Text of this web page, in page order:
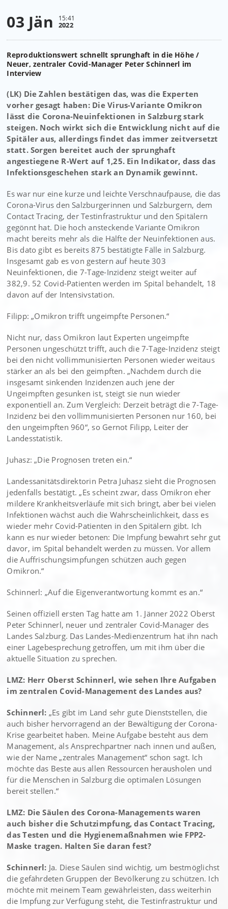
03 Jän 15:41
2022
Reproduktionswert schnellt sprunghaft in die Höhe /
Neuer, zentraler Covid-Manager Peter Schinnerl im
Interview
(LK) Die Zahlen bestätigen das, was die Experten
vorher gesagt haben: Die Virus-Variante Omikron
lässt die Corona-Neuinfektionen in Salzburg stark
steigen. Noch wirkt sich die Entwicklung nicht auf die
Spitäler aus, allerdings findet das immer zeitversetzt
statt. Sorgen bereitet auch der sprunghaft
angestiegene R-Wert auf 1,25. Ein Indikator, dass das
Infektionsgeschehen stark an Dynamik gewinnt.
Es war nur eine kurze und leichte Verschnaufpause, die das
Corona-Virus den Salzburgerinnen und Salzburgern, dem
Contact Tracing, der Testinfrastruktur und den Spitälern
gegönnt hat. Die hoch ansteckende Variante Omikron
macht bereits mehr als die Hälfte der Neuinfektionen aus.
Bis dato gibt es bereits 875 bestätigte Fälle in Salzburg.
Insgesamt gab es von gestern auf heute 303
Neuinfektionen, die 7-Tage-Inzidenz steigt weiter auf
382,9. 52 Covid-Patienten werden im Spital behandelt, 18
davon auf der Intensivstation.
Filipp: „Omikron trifft ungeimpfte Personen.“
Nicht nur, dass Omikron laut Experten ungeimpfte
Personen ungeschützt trifft, auch die 7-Tage-Inzidenz steigt
bei den nicht vollimmunisierten Personen wieder weitaus
stärker an als bei den geimpften. „Nachdem durch die
insgesamt sinkenden Inzidenzen auch jene der
Ungeimpften gesunken ist, steigt sie nun wieder
exponentiell an. Zum Vergleich: Derzeit beträgt die 7-Tage-
Inzidenz bei den vollimmunisierten Personen nur 160, bei
den ungeimpften 960“, so Gernot Filipp, Leiter der
Landesstatistik.
Juhasz: „Die Prognosen treten ein.“
Landessanitätsdirektorin Petra Juhasz sieht die Prognosen
jedenfalls bestätigt. „Es scheint zwar, dass Omikron eher
mildere Krankheitsverläufe mit sich bringt, aber bei vielen
Infektionen wächst auch die Wahrscheinlichkeit, dass es
wieder mehr Covid-Patienten in den Spitälern gibt. Ich
kann es nur wieder betonen: Die Impfung bewahrt sehr gut
davor, im Spital behandelt werden zu müssen. Vor allem
die Auffrischungsimpfungen schützen auch gegen
Omikron.“
Schinnerl: „Auf die Eigenverantwortung kommt es an.“
Seinen offiziell ersten Tag hatte am 1. Jänner 2022 Oberst
Peter Schinnerl, neuer und zentraler Covid-Manager des
Landes Salzburg. Das Landes-Medienzentrum hat ihn nach
einer Lagebesprechung getroffen, um mit ihm über die
aktuelle Situation zu sprechen.
LMZ: Herr Oberst Schinnerl, wie sehen Ihre Aufgaben
im zentralen Covid-Management des Landes aus?
Schinnerl: „Es gibt im Land sehr gute Dienststellen, die
auch bisher hervorragend an der Bewältigung der Corona-
Krise gearbeitet haben. Meine Aufgabe besteht aus dem
Management, als Ansprechpartner nach innen und außen,
wie der Name „zentrales Management“ schon sagt. Ich
möchte das Beste aus allen Ressourcen herausholen und
für die Menschen in Salzburg die optimalen Lösungen
bereit stellen.“
LMZ: Die Säulen des Corona-Managements waren
auch bisher die Schutzimpfung, das Contact Tracing,
das Testen und die Hygienemaßnahmen wie FPP2-
Maske tragen. Halten Sie daran fest?
Schinnerl: Ja. Diese Säulen sind wichtig, um bestmöglichst
die gefährdeten Gruppen der Bevölkerung zu schützen. Ich
möchte mit meinem Team gewährleisten, dass weiterhin
die Impfung zur Verfügung steht, die Testinfrastruktur und